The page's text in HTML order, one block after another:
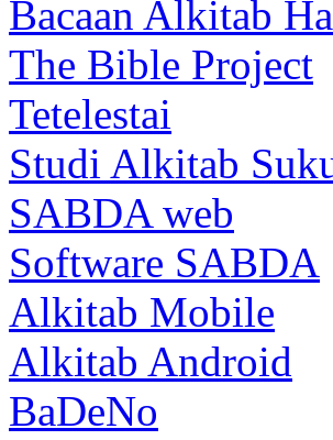
Bacaan Alkitab
The Bible Project
Tetelestai
Studi Alkitab
SABDA web
Software SABDA
Alkitab Mobile
Alkitab Android
BaDeNo